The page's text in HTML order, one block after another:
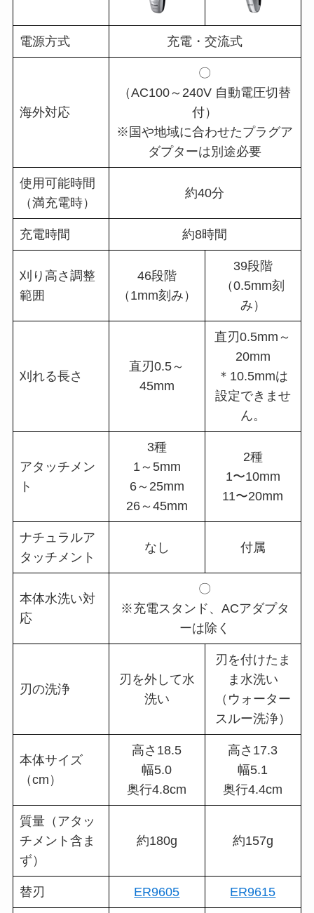
電源方式 充電・交流式
海外対応
〇
（AC100～240V 自動電圧切替
付）
※国や地域に合わせたプラグア
ダプターは別途必要
使用可能時間
（満充電時）
約40分
充電時間 約8時間
刈り高さ調整
範囲
46段階
（1mm刻み）
39段階
（0.5mm刻
み）
刈れる長さ
直刃0.5～
45mm
直刃0.5mm～
20mm
＊10.5mmは
設定できませ
ん。
アタッチメン
ト
3種
1～5mm
6～25mm
26～45mm
2種
1〜10mm
11〜20mm
ナチュラルア
タッチメント
なし 付属
本体水洗い対
応
〇
※充電スタンド、ACアダプタ
ーは除く
刃の洗浄
刃を外して水
洗い
刃を付けたま
ま水洗い
（ウォーター
スルー洗浄）
本体サイズ
（cm）
高さ18.5
幅5.0
奥行4.8cm
高さ17.3
幅5.1
奥行4.4cm
質量（アタッ
チメント含ま
ず）
約180g 約157g
替刃 ER9605 ER9615